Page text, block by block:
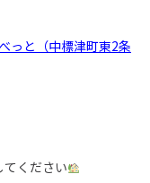
っと（中標津町東2条
ください